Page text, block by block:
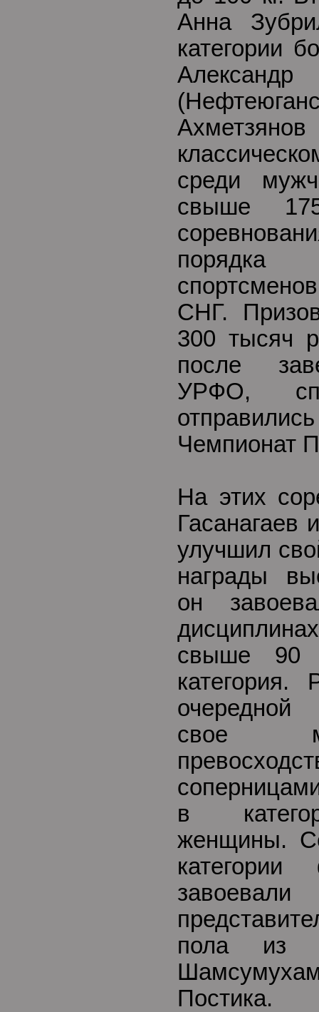
Анна
категории
среди
свыше
СНГ.
300 тысяч
после
УРФО,
Чемпионат
На этих
Гасанагаев
улучшил
награды
он
свыше 90
свое
в
женщины.
пола из
Постика.